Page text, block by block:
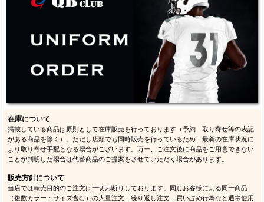
在庫について
掲載している商品は原則として在庫販売を行っております（予約、取り寄せ等の表記
がある商品を除く）。ただし店頭でも同時販売を行っているため、最新の在庫状況に
より取り寄せ手配となる場合がございます。万一、ご注文後に商品をご用意できない
ことが判明した場合は代替商品のご提案をさせていただく場合があります。
販売方針について
当店では転売目的のご注文は一切お断りしております。同じお客様による同一商品
（複数カラー・サイズ含む）の大量注文、繰り返し注文、買い占め行為など通常使用